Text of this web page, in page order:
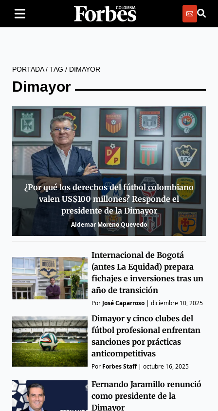
PORTADA/ TAG / DIMAYOR
Dimayor
¿Por qué los derechos del fútbol colombiano
valen US$100 millones? Responde el
presidente de la Dimayor
Aldemar Moreno Quevedo
Internacional de Bogotá
(antes La Equidad) prepara
fichajes e inversiones tras un
año de transición
Por José Caparroso |diciembre 10, 2025
Dimayor y cinco clubes del
fútbol profesional enfrentan
sanciones por prácticas
anticompetitivas
Por Forbes Staff|octubre 16, 2025
Fernando Jaramillo renunció
como presidente de la
Dimayor